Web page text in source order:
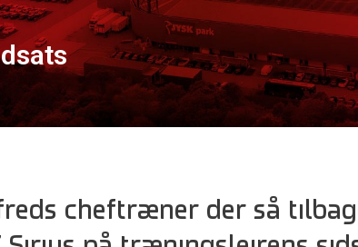
cheftræner der så